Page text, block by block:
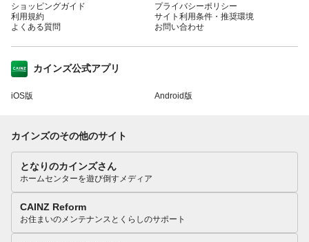
ショッピングガイド
利用規約
よくある質問
プライバシーポリシー
サイト利用条件・推奨環境
お問い合わせ
カインズ公式アプリ
iOS版 Android版
カインズのその他のサイト
となりのカインズさん
ホームセンターを遊び倒すメディア
CAINZ Reform
お住まいのメンテナンスとくらしのサポート